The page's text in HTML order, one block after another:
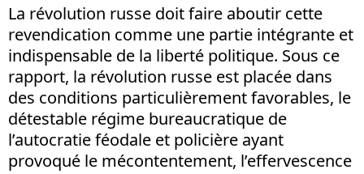
La révolution russe doit faire aboutir cette
revendication comme une partie intégrante et
indispensable de la liberté politique. Sous ce
rapport, la révolution russe est placée dans
des conditions particulièrement favorables, le
détestable régime bureaucratique de
l’autocratie féodale et policière ayant
provoqué le mécontentement, l’effervescence